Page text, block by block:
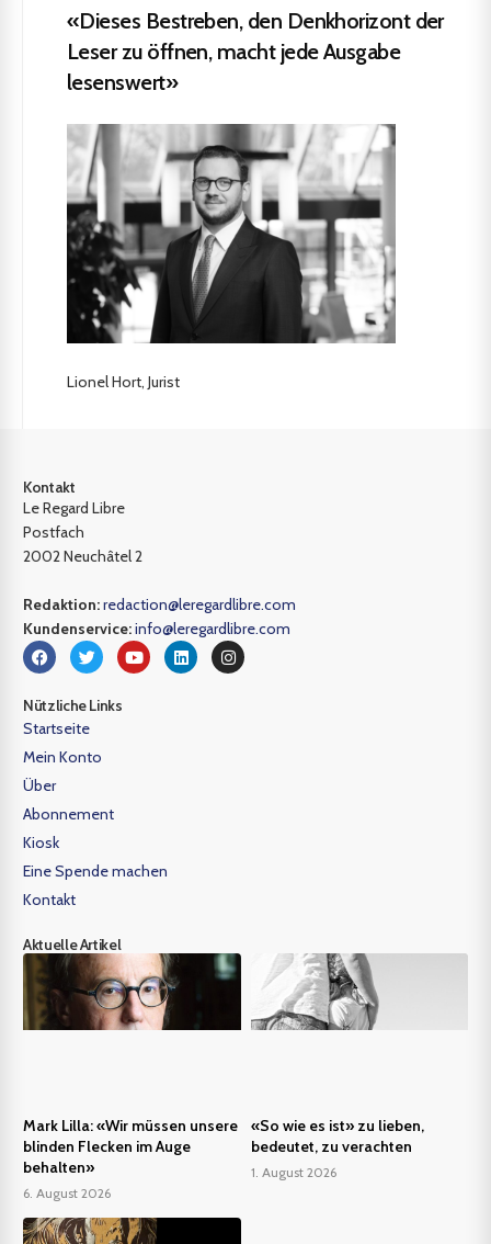
«Dieses Bestreben, den Denkhorizont der
Leser zu öffnen, macht jede Ausgabe
lesenswert»
Lionel Hort, Jurist
Kontakt
Le Regard Libre
Postfach
2002 Neuchâtel 2
Redaktion:redaction@leregardlibre.com
Kundenservice:info@leregardlibre.com
Nützliche Links
Startseite
Mein Konto
Über
Abonnement
Kiosk
Eine Spende machen
Kontakt
Aktuelle Artikel
Mark Lilla: «Wir müssen unsere
blinden Flecken im Auge
behalten»
6. August 2026
«So wie es ist» zu lieben,
bedeutet, zu verachten
1. August 2026